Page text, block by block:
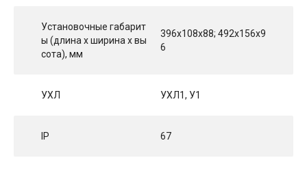
Установочные габарит
ы (длина х ширина х вы
сота), мм
396х108х88; 492х156х9
6
УХЛ УХЛ1, У1
IP 67